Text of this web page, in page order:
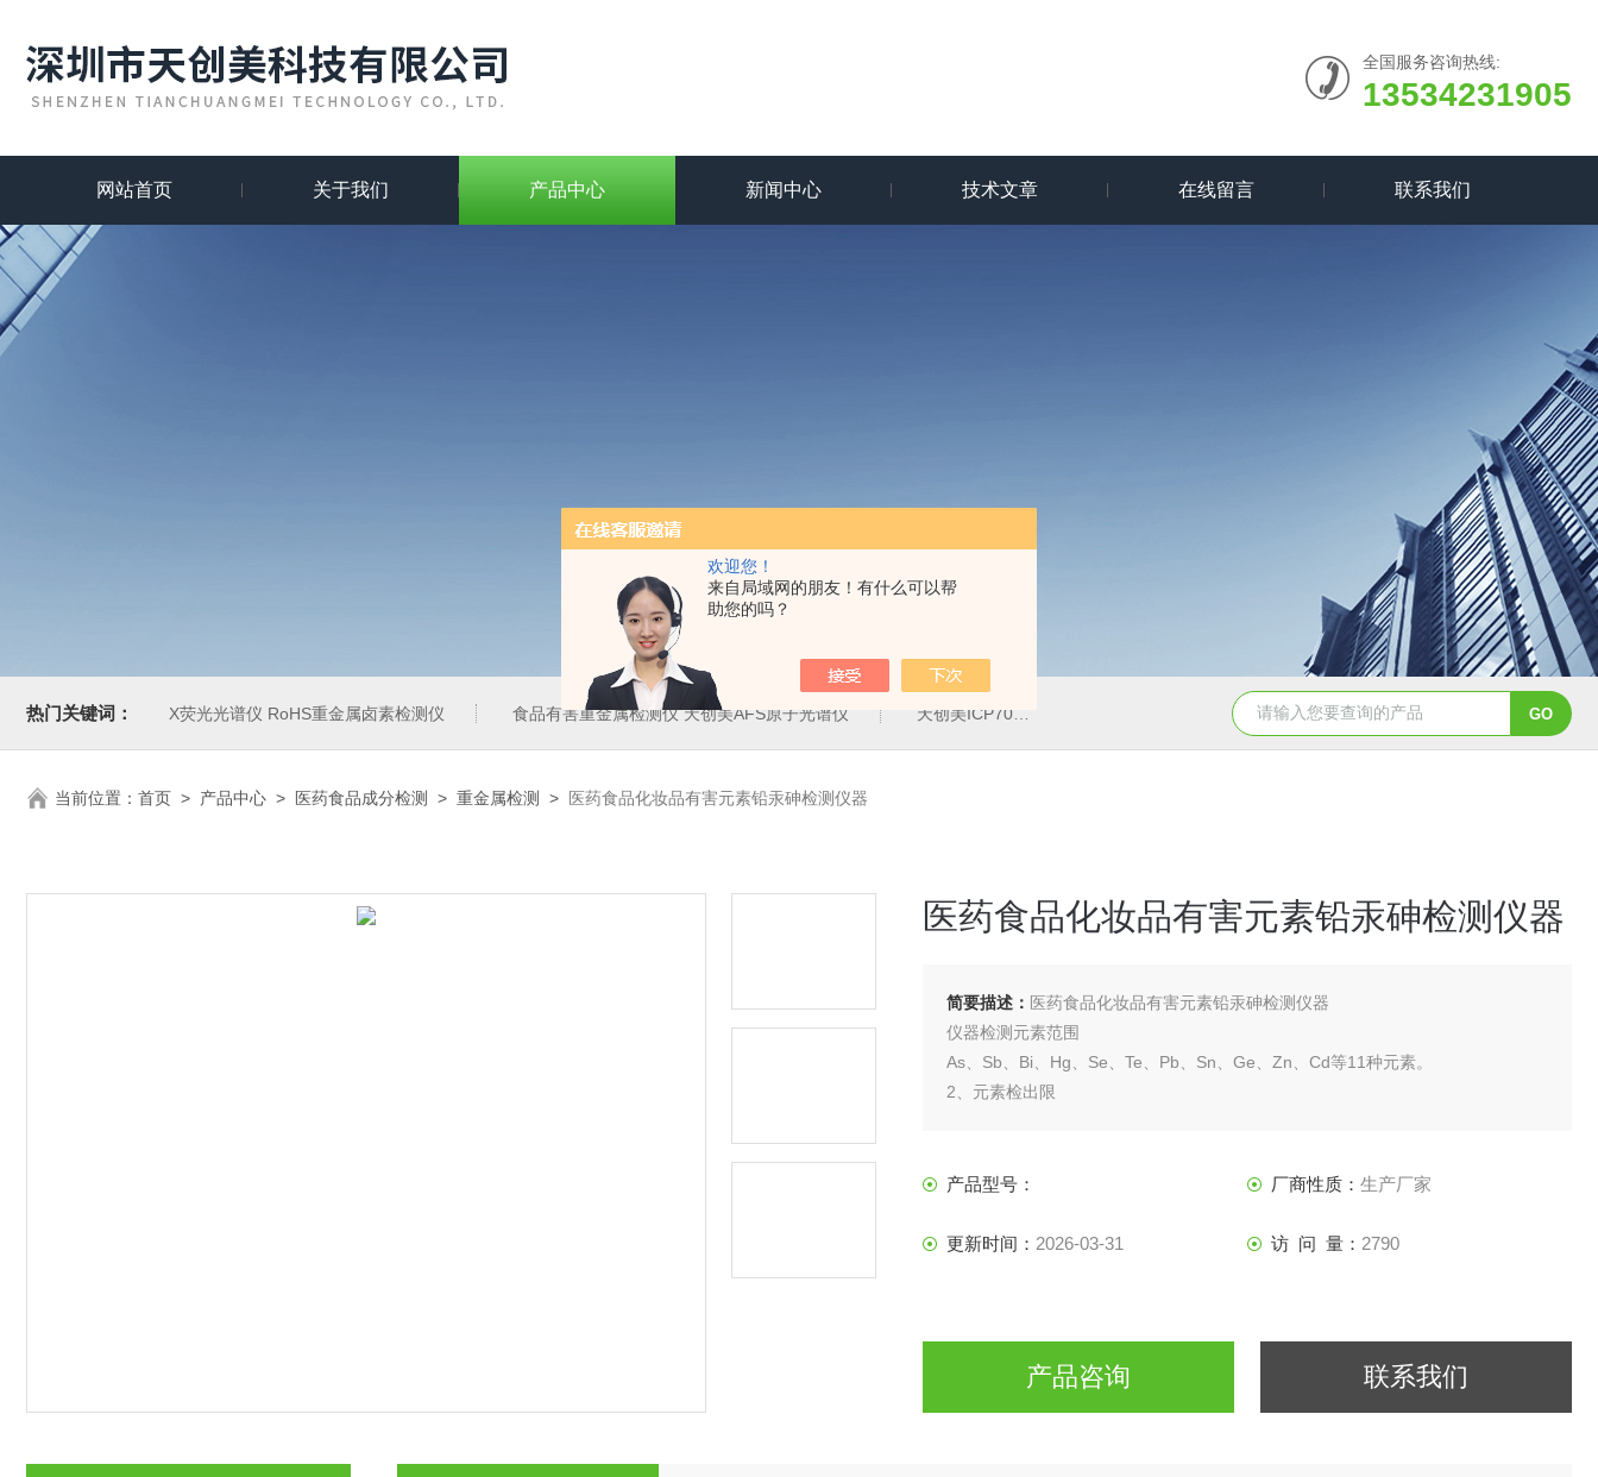
欢迎您！
来自局域网的朋友！有什么可以帮
助您的吗？
全国服务咨询热线:
13534231905
网站首页 关于我们 产品中心 新闻中心 技术文章 在线留言 联系我们
热门关键词： X荧光光谱仪 RoHS重金属卤素检测仪 食品有害重金属检测仪 天创美AFS原子光谱仪 天创美ICP700T电镀液中金属元素含量检测仪 天创美EDX1800电镀镀层厚度检测仪
当前位置： 首页 > 产品中心 > 医药食品成分检测 > 重金属检测 > 医药食品化妆品有害元素铅汞砷检测仪器
医药食品化妆品有害元素铅汞砷检测仪器
简要描述： 医药食品化妆品有害元素铅汞砷检测仪器
仪器检测元素范围
As、Sb、Bi、Hg、Se、Te、Pb、Sn、Ge、Zn、Cd等11种元素。
2、元素检出限
Zn≤1.0μg/L；
产品型号： 厂商性质： 生产厂家
更新时间： 2026-03-31 访 问 量： 2790
产品咨询 联系我们